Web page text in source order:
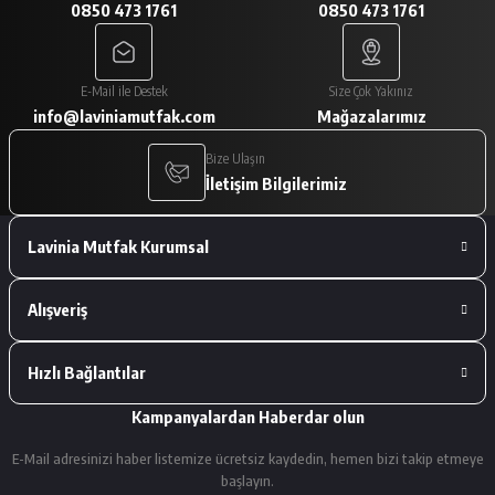
A... V... | 29/01/2026
Paketleme çok iyiydi. Ürünler tam
istediğimiz gibiydi.
A... V... | 29/01/2026
Deneyimini Paylaş
0850 473 1761 0850 473 1761
E-Mail ile Destek
info@laviniamutfak.com
Size Çok Yakınız
Mağazalarımız
Bize Ulaşın
İletişim Bilgilerimiz
Lavinia Mutfak Kurumsal
Alışveriş
Hızlı Bağlantılar
Kampanyalardan Haberdar olun
E-Mail adresinizi haber listemize ücretsiz kaydedin, hemen bizi takip etmeye
başlayın.